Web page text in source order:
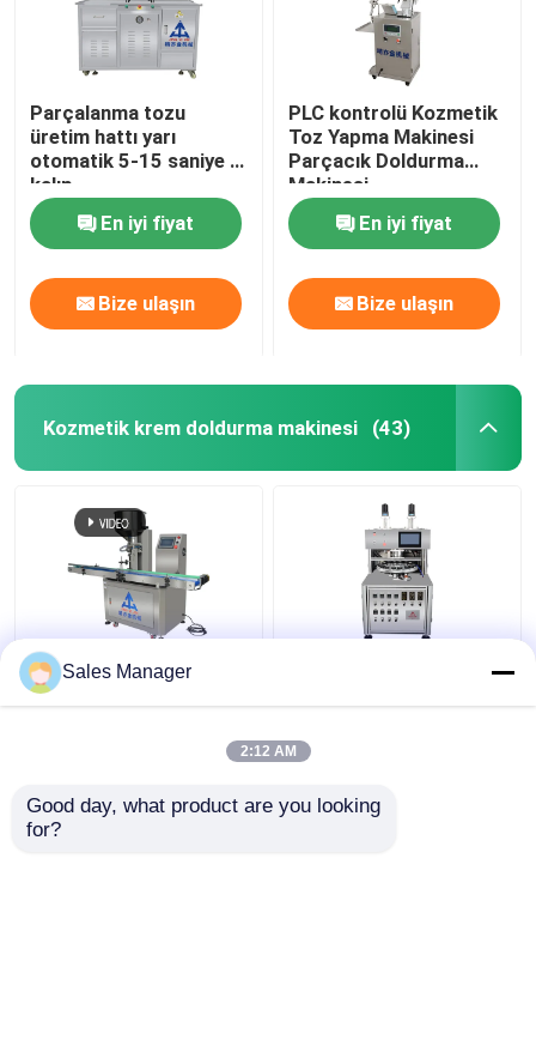
Parçalanma tozu
üretim hattı yarı
otomatik 5-15 saniye /
kalıp
En iyi fiyat
Bize ulaşın
PLC kontrolü Kozmetik
Toz Yapma Makinesi
Parçacık Doldurma
Makinesi
En iyi fiyat
Bize ulaşın
Kozmetik krem doldurma makinesi (43)
Şampuan yüz kremi
losyonu için tam
hassas
Sales Manager
2:12 AM
Good day, what product are you looking
for?